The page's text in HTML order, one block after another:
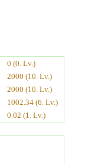
0 (0. Lv.)
2000 (10. Lv.)
2000 (10. Lv.)
1002.34 (6. Lv.)
0.02 (1. Lv.)